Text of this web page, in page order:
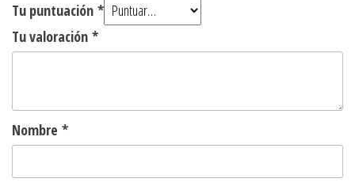
Tu puntuación *
Tu valoración *
Nombre *